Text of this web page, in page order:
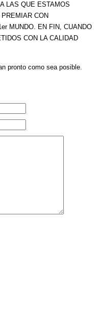
LAS QUE ESTAMOS
CON
MUNDO. EN FIN, CUANDO
CON LA CALIDAD
pronto como sea posible.